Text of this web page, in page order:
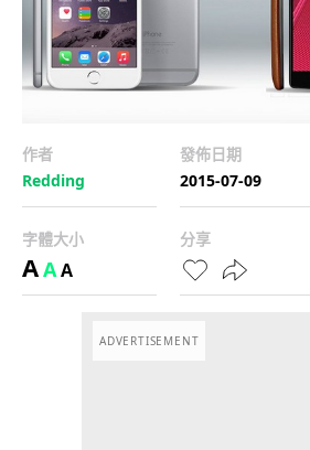
作者
Redding
發佈日期
2015-07-09
字體大小
AAA
分享
ADVERTISEMENT